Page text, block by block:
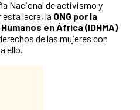
Nacional de activismo y
lacra, la ONG por la
en África (IDHMA)
de las mujeres con
ello.